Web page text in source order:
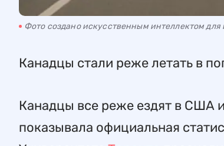
Фото создано искусственным интеллектом
Канадцы стали реже летать в
Канадцы все реже ездят в США
показывала официальная